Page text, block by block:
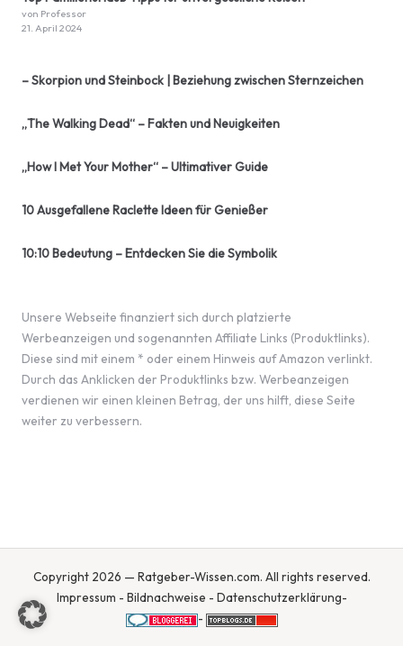
von Professor
21. April 2024
– Skorpion und Steinbock | Beziehung zwischen Sternzeichen
„The Walking Dead“ – Fakten und Neuigkeiten
„How I Met Your Mother“ – Ultimativer Guide
10 Ausgefallene Raclette Ideen für Genießer
10:10 Bedeutung – Entdecken Sie die Symbolik
Unsere Webseite finanziert sich durch platzierte
Werbeanzeigen und sogenannten Affiliate Links (Produktlinks).
Diese sind mit einem * oder einem Hinweis auf Amazon verlinkt.
Durch das Anklicken der Produktlinks bzw. Werbeanzeigen
verdienen wir einen kleinen Betrag, der uns hilft, diese Seite
weiter zu verbessern.
Copyright 2026 — Ratgeber-Wissen.com. All rights reserved.
Impressum - Bildnachweise - Datenschutzerklärung-
-